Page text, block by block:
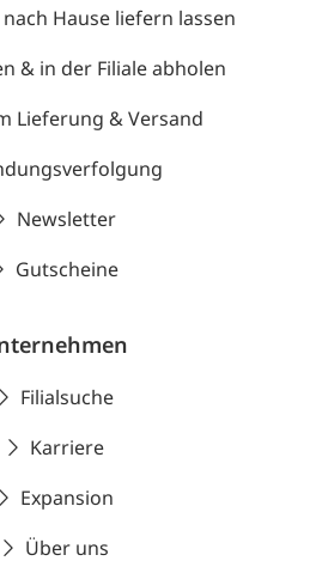
Hause liefern lassen
& in der Filiale abholen
Lieferung & Versand
Newsletter
Gutscheine
Filialsuche
Karriere
Expansion
Über uns